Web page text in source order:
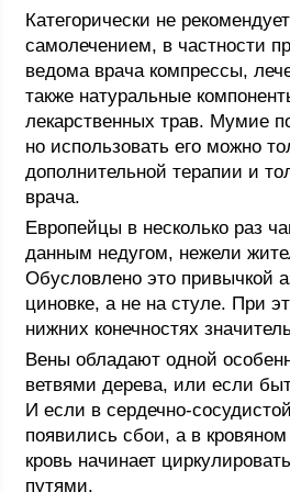
Категорически не
самолечением, в частности
ведома врача компрессы,
также натуральные
лекарственных трав. Мумие
но использовать его можно
дополнительной терапии и
врача.
Европейцы в несколько раз
данным недугом, нежели
Обусловлено это привычкой
циновке, а не на стуле. При
нижних конечностях
Вены обладают одной
ветвями дерева, или если
И если в сердечно-
появились сбои, а в
кровь начинает
путями.